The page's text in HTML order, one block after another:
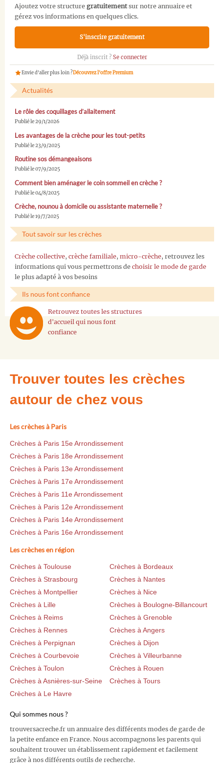
Ajoutez votre structure gratuitementsur notre annuaire et
gérez vos informations en quelques clics.
S'inscrire gratuitement
Déjà inscrit ? Se connecter
Envie d'aller plus loin ?Découvrez l'offre Premium
Actualités
Le rôle des coquillages d’allaitement
Publié le 29/1/2026
Les avantages de la crèche pour les tout-petits
Publié le 23/9/2025
Routine sos démangeaisons
Publié le 07/9/2025
Comment bien aménager le coin sommeil en crèche ?
Publié le 04/8/2025
Crèche, nounou à domicile ou assistante maternelle ?
Publié le 19/7/2025
Tout savoir sur les crèches
Crèche collective, crèche familiale, micro-crèche, retrouvez les
informations qui vous permettrons de choisir le mode de garde
le plus adapté à vos besoins
Ils nous font confiance
Retrouvez toutes les structures
d'accueil qui nous font
confiance
Trouver toutes les crèches
autour de chez vous
Les crèches à Paris
Crèches à Paris 15e Arrondissement
Crèches à Paris 18e Arrondissement
Crèches à Paris 13e Arrondissement
Crèches à Paris 17e Arrondissement
Crèches à Paris 11e Arrondissement
Crèches à Paris 12e Arrondissement
Crèches à Paris 14e Arrondissement
Crèches à Paris 16e Arrondissement
Les crèches en région
Crèches à Toulouse
Crèches à Bordeaux
Crèches à Strasbourg
Crèches à Nantes
Crèches à Montpellier
Crèches à Nice
Crèches à Lille
Crèches à Boulogne-Billancourt
Crèches à Reims
Crèches à Grenoble
Crèches à Rennes
Crèches à Angers
Crèches à Perpignan
Crèches à Dijon
Crèches à Courbevoie
Crèches à Villeurbanne
Crèches à Toulon
Crèches à Rouen
Crèches à Asnières-sur-Seine
Crèches à Tours
Crèches à Le Havre
Qui sommes nous ?
trouversacreche.fr un annuaire des différents modes de garde de
la petite enfance en France. Nous accompagnons les parents qui
souhaitent trouver un établissement rapidement et facilement
grâce à nos différents outils de recherche.